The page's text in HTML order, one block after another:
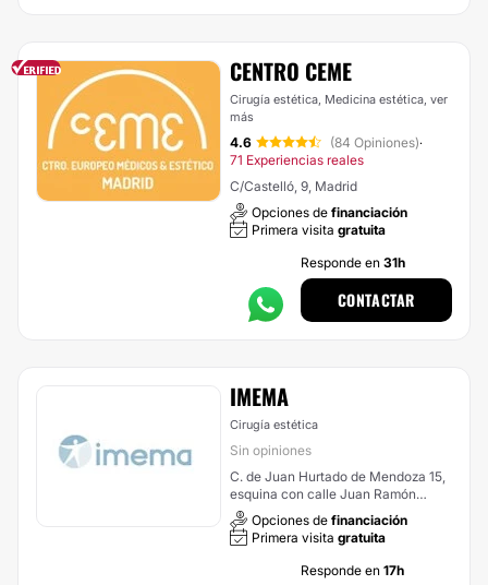
CENTRO CEME
Cirugía estética, Medicina estética, ver
más
4.6 (84 Opiniones)·
71 Experiencias reales
C/Castelló, 9, Madrid
Opciones de financiación
Primera visita gratuita
Responde en 31h
CONTACTAR
IMEMA
Cirugía estética
Sin opiniones
C. de Juan Hurtado de Mendoza 15,
esquina con calle Juan Ramón
Jiménez, Madrid
Opciones de financiación
Primera visita gratuita
Responde en 17h